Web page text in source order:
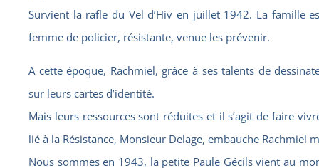
Survient la rafle du Vel d’Hiv en juillet 1942. La famille
femme de policier, résistante, venue les prévenir.
A cette époque, Rachmiel, grâce à ses talents de
sur leurs cartes d’identité.
Mais leurs ressources sont réduites et il s’agit de faire
lié à la Résistance, Monsieur Delage, embauche Rachmiel
Nous sommes en 1943, la petite Paule Gécils vient au